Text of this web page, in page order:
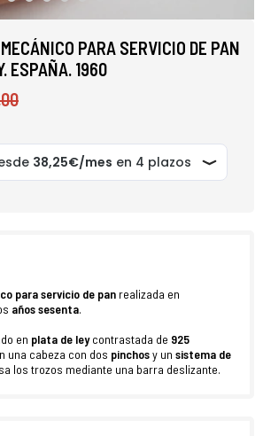
PARA SERVICIO DE PAN
ESPAÑA. 1960
para servicio de pan realizada en
años sesenta.
en plata de leycontrastada de 925
una cabeza con dos pinchosy un sistema de
los trozos mediante una barra deslizante.